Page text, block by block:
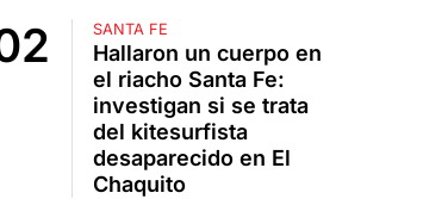
SANTA FE
Hallaron un cuerpo en
el riacho Santa Fe:
investigan si se trata
del kitesurfista
desaparecido en El
Chaquito